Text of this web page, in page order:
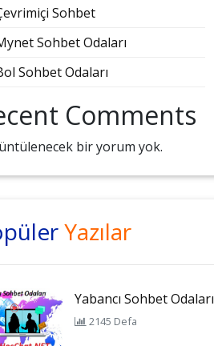
Sohbet
Sohbet Odaları
Sohbet Odaları
Comments
bir yorum yok.
Yazılar
Yabancı Sohbet Odaları
2145 Defa